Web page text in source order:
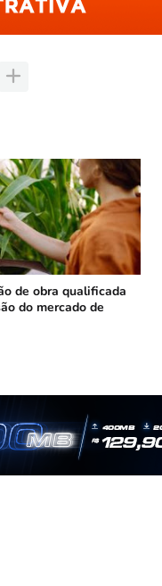
de obra qualificada
do mercado de